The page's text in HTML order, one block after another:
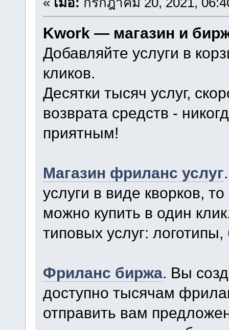
Kwork — магазин и
Добавляйте услуги в
кликов.
Десятки тысяч услуг,
возврата средств -
приятным!
Магазин фриланс услуг
услуги в виде кворков,
можно купить в один
типовых услуг:
Фриланс биржа. Вы
доступно тысячам
отправить вам